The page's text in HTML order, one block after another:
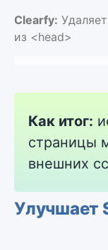
Clearfy:
из <head>
Как итог:
страницы
внешних
Улучшает